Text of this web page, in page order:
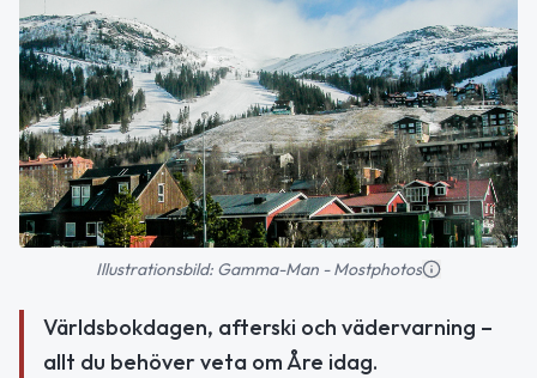
Illustrationsbild: Gamma-Man - Mostphotos
Världsbokdagen, afterski och vädervarning –
allt du behöver veta om Åre idag.